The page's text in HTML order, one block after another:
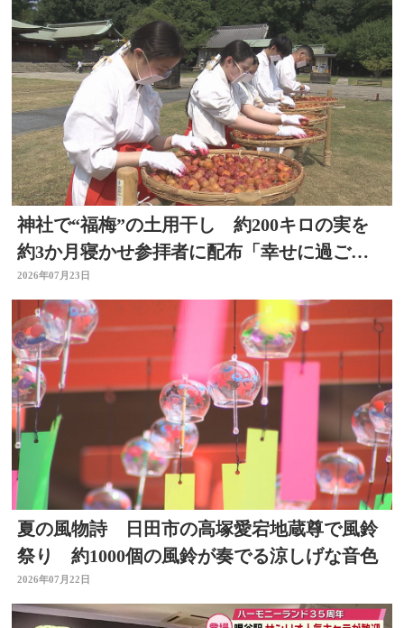
神社で“福梅”の土用干し 約200キロの実を
約3か月寝かせ参拝者に配布「幸せに過ごせ
るように」大分
2026年07月23日
夏の風物詩 日田市の高塚愛宕地蔵尊で風鈴
祭り 約1000個の風鈴が奏でる涼しげな音色
2026年07月22日